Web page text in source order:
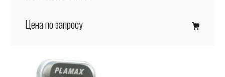
Цена по запросу